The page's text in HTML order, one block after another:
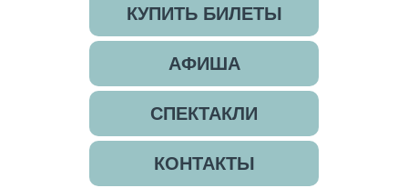
КУПИТЬ БИЛЕТЫ
АФИША
СПЕКТАКЛИ
КОНТАКТЫ